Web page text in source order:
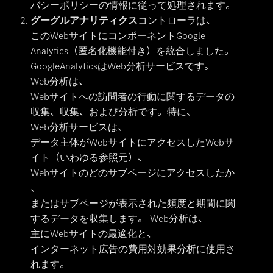
バシーポリシーの情報に従って処理されます。
グーグルアナリティクスコントローラは、
このWebサイトにコンポーネントGoogle
Analytics（匿名化機能付き）を統合しました。
GoogleAnalyticsはWeb分析サービスです。
Web分析は、
Webサイトへの訪問者の行動に関するデータの
収集、収集、および分析です。特に、
Web分析サービスは、
データ主体がWebサイトにアクセスしたWebサ
イト（いわゆる参照元）、
Webサイトのどのサブページにアクセスしたか
、
またはサブページが表示された頻度と期間に関
するデータを収集します。 Web分析は、
主にWebサイトの最適化と、
インターネット広告の費用対効果分析に使用さ
れます。